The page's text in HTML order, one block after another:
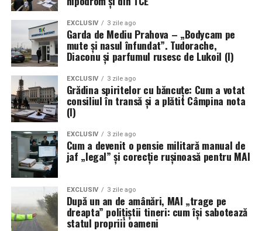
EXCLUSIV 3 zile ago
Garda de Mediu Prahova – „Bodycam pe
mute și nasul înfundat”. Tudorache,
Diaconu și parfumul rusesc de Lukoil (I)
EXCLUSIV 3 zile ago
Grădina spiritelor cu băncuțe: Cum a votat
consiliul în transă și a plătit Câmpina nota
(I)
EXCLUSIV 3 zile ago
Cum a devenit o pensie militară manual de
jaf „legal” și corecție rușinoasă pentru MAI
EXCLUSIV 3 zile ago
După un an de amânări, MAI „trage pe
dreapta” polițiștii tineri: cum își sabotează
statul propriii oameni